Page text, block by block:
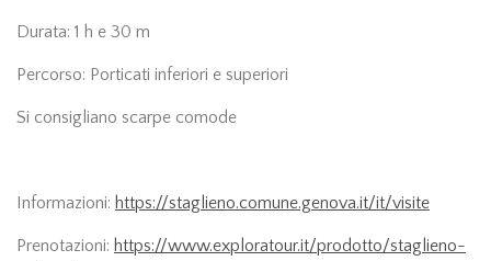
Durata: 1 h e 30 m
Percorso: Porticati inferiori e superiori
Si consigliano scarpe comode
Informazioni: https://staglieno.comune.genova.it/it/visite
Prenotazioni: https://www.exploratour.it/prodotto/staglieno-